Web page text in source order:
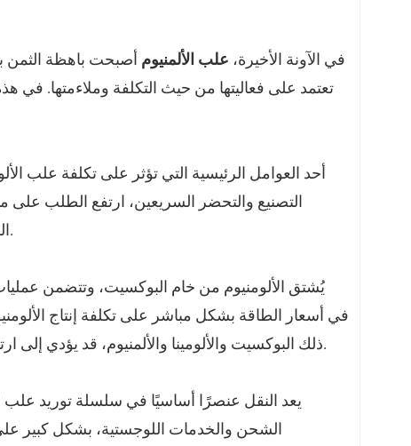
في الآونة الأخيرة، علب الألمنيوم أصبحت باهظة الثمن
تعتمد على فعاليتها من حيث التكلفة وملاءمتها. في
أحد العوامل الرئيسية التي تؤثر على تكلفة علب
التصنيع والتحضر السريعين، ارتفع الطلب
المتزايد ضغطاً على سلسلة التوريد العالمية ويؤدي إلى ارتفاع الأسعار.
يُشتق الألومنيوم من خام البوكسيت، وتتضمن عمليات
في أسعار الطاقة بشكل مباشر على تكلفة إنتاج
ذلك البوكسيت والألومينا والألمنيوم، قد يؤدي إلى ارتفاع تكاليفها، مما يزيد من النفقات الإجمالية المرتبطة بعلب الألمنيوم.
يعد النقل عنصرًا أساسيًا في سلسلة توريد علب
الشحن والخدمات اللوجستية، بشكل كبير على